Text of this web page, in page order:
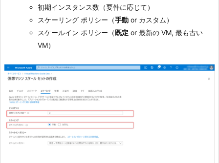
初期インスタンス数（要件に応じて）
スケーリング ポリシー（手動 or カスタム）
スケールイン ポリシー（既定 or 最新の VM, 最も古い
VM）